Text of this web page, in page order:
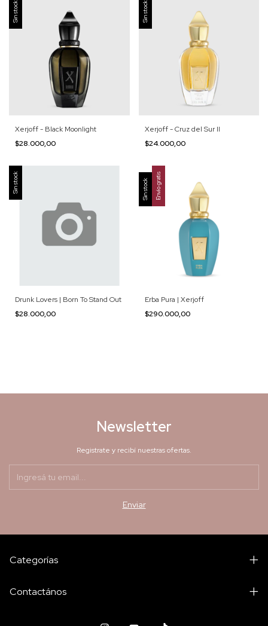
Sin stock
Xerjoff - Black Moonlight
$28.000,00
Sin stock
Xerjoff - Cruz del Sur II
$24.000,00
Sin stock
Drunk Lovers | Born To Stand Out
$28.000,00
Sin stock Envío gratis
Erba Pura | Xerjoff
$290.000,00
Newsletter
Registrate y recibí nuestras ofertas.
Categorías
Contactános